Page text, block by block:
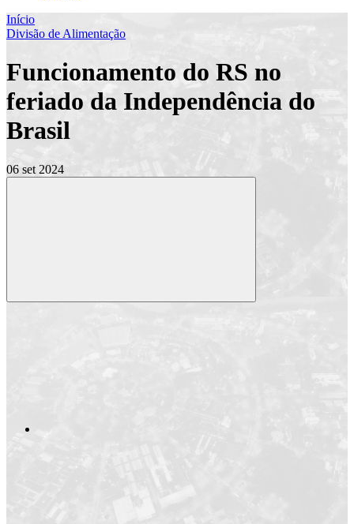
Início
Divisão de Alimentação
Funcionamento do RS no
feriado da Independência do
Brasil
06 set 2024
Compartilhar
Compartilhar